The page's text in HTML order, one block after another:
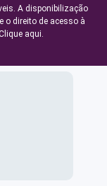
A disponibilização
o direito de acesso à
aqui.